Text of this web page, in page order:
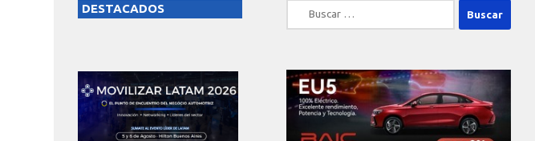
Buscar:
DESTACADOS